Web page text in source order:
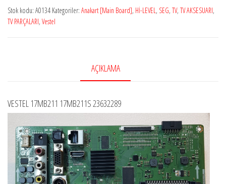
Stok kodu: A0134 Kategoriler: Anakart [Main Board], Hİ-LEVEL, SEG, TV, TV AKSESUARI,
TV PARÇALARI, Vestel
AÇIKLAMA
VESTEL 17MB211 17MB211S 23632289